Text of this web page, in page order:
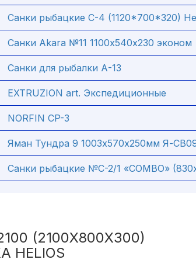
Санки рыбацкие С-4 (1120*700*320)
Санки Akara №11 1100х540х230 эконом
Санки для рыбалки А-13
EXTRUZION art. Экспедиционные
NORFIN CP-3
Яман Тундра 9 1003х570х250мм Я-
Санки рыбацкие №C-2/1 «COMBO»
(2100Х800Х300)